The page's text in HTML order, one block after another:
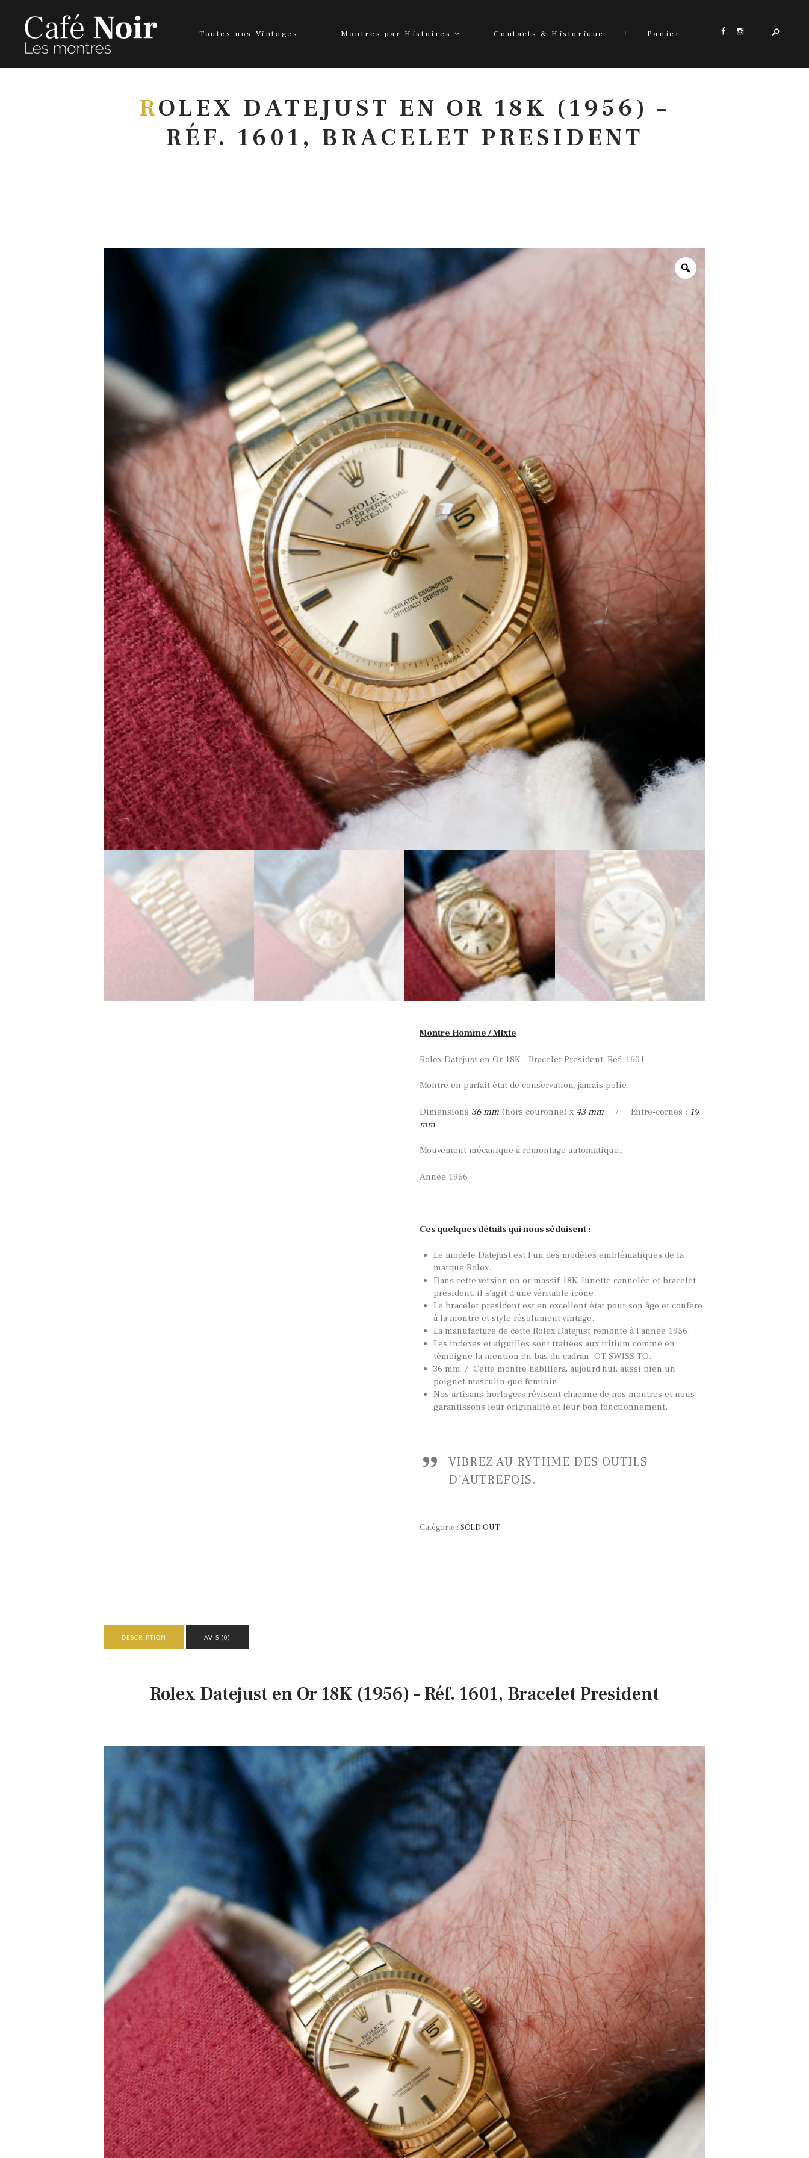
Toutes nos Vintages Montres par Histoires Contacts & Historique Panier
ROLEX DATEJUST EN OR 18K (1956) –
RÉF. 1601, BRACELET PRESIDENT
Montre Homme / Mixte
Rolex Datejust en Or 18K – Bracelet Président, Réf. 1601
Montre en parfait état de conservation, jamais polie.
Dimensions 36 mm (hors couronne) x 43 mm / Entre-cornes : 19
mm
Mouvement mécanique à remontage automatique.
Année 1956
Ces quelques détails qui nous séduisent :
Le modèle Datejust est l’un des modèles emblématiques de la
marque Rolex.
Dans cette version en or massif 18K, lunette cannelée et bracelet
président, il s’agit d’une véritable icône.
Le bracelet président est en excellent état pour son âge et confère
à la montre et style résolument vintage.
La manufacture de cette Rolex Datejust remonte à l’année 1956.
Les indexes et aiguilles sont traitées aux tritium comme en
témoigne la mention en bas du cadran OT SWISS TO.
36 mm / Cette montre habillera, aujourd’hui, aussi bien un
poignet masculin que féminin.
Nos artisans-horlogers révisent chacune de nos montres et nous
garantissons leur originalité et leur bon fonctionnement.
VIBREZ AU RYTHME DES OUTILS
D’AUTREFOIS.
Catégorie : SOLD OUT
DESCRIPTION AVIS (0)
Rolex Datejust en Or 18K (1956) – Réf. 1601, Bracelet President